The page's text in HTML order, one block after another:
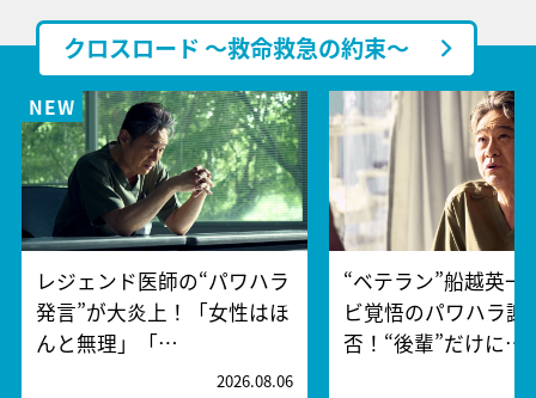
クロスロード ～救命救急の約束～
レジェンド医師の“パワハラ
発言”が大炎上！「女性はほ
んと無理」「…
2026.08.06
“ベテラン”船越英一
ビ覚悟のパワハラ謝
否！“後輩”だけに…